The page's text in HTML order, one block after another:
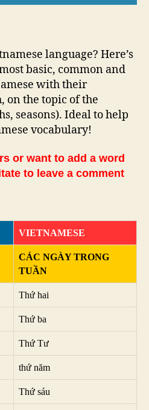
language? Here’s
basic, common and
with their
on the topic of the
seasons). Ideal to help
vocabulary!
or want to add a word
to leave a comment
VIETNAMESE
CÁC NGÀY TRONG
TUẦN
Thứ hai
Thứ ba
Thứ Tư
thứ năm
Thứ sáu